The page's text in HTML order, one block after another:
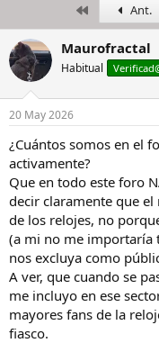
c
i
a
d
o
r
d
e
l
h
i
l
o
c
h
a
d
e
i
c
i
o
PrimeroAnt.
Maurofractal
Habitual
20 May 2026
¿Cuántos somos en el
activamente?
Que en todo este foro
decir claramente que
de los relojes, no
(a mi no me importaría
nos excluya como
A ver, que cuando se
me incluyo en ese
mayores fans de la
fiasco.